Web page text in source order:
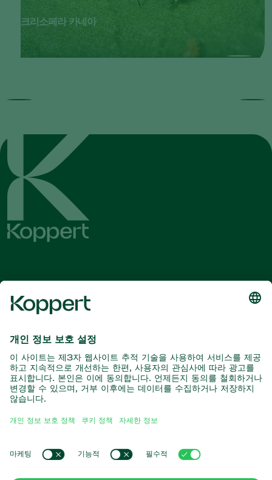
크리소페라 카네아
포식성 진드기
포식성 곤충
유익한 선충류
작물 보호
코퍼트 소개
코퍼트 소개
코퍼트 채용 정보
인기 링크
온라인 쇼핑몰
Koppert Global